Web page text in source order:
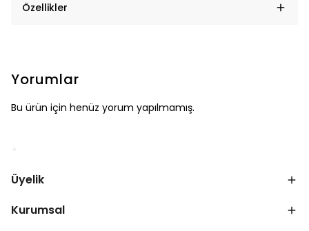
Özellikler
Yorumlar
Bu ürün için henüz yorum yapılmamış.
Üyelik
Kurumsal